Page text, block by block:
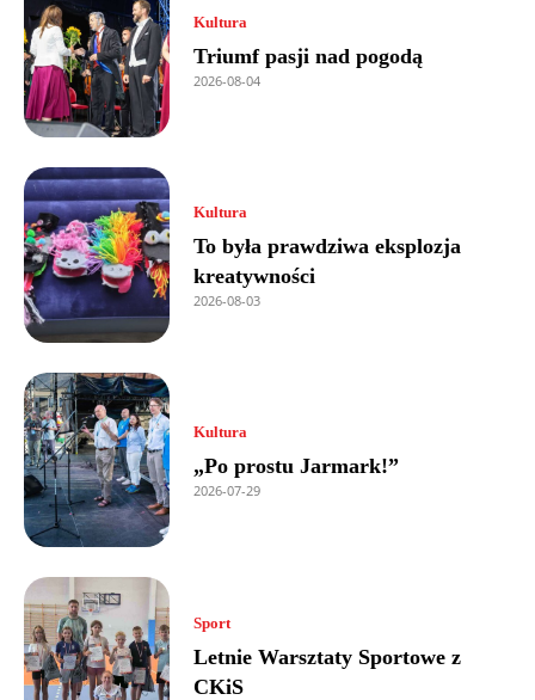
Kultura
Triumf pasji nad pogodą
2026-08-04
Kultura
To była prawdziwa eksplozja
kreatywności
2026-08-03
Kultura
„Po prostu Jarmark!”
2026-07-29
Sport
Letnie Warsztaty Sportowe z
CKiS